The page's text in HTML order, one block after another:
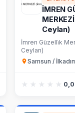
İMREN
Ceylan)
İmren Güzelli̇k
Ceylan)
Samsun /
★★★★★
★★★★★ 0,0